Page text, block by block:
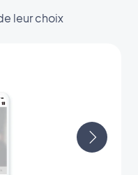
leur choix